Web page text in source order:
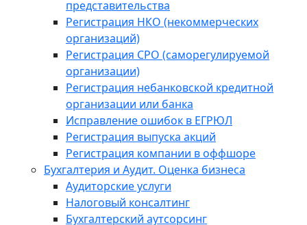
представительства
Регистрация НКО (некоммерческих
организаций)
Регистрация СРО (саморегулируемой
организации)
Регистрация небанковской кредитной
организации или банка
Исправление ошибок в ЕГРЮЛ
Регистрация выпуска акций
Регистрация компании в оффшоре
Бухгалтерия и Аудит. Оценка бизнеса
Аудиторские услуги
Налоговый консалтинг
Бухгалтерский аутсорсинг